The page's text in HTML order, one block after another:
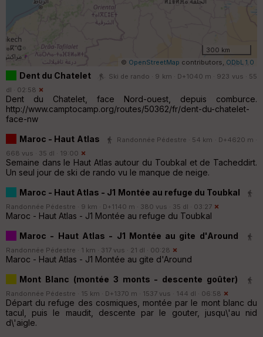
300 km
© OpenStreetMap contributors, ODbL 1.0
Dent du Chatelet
Ski de rando · 9 km · D+1040 m · 923 vus · 55
dl · 02:58
Dent du Chatelet, face Nord-ouest, depuis comburce.
http://www.camptocamp.org/routes/50362/fr/dent-du-chatelet-
face-nw
Maroc - Haut Atlas
Randonnée Pédestre · 54 km · D+4620 m ·
668 vus · 35 dl · 19:00
Semaine dans le Haut Atlas autour du Toubkal et de Tacheddirt.
Un seul jour de ski de rando vu le manque de neige.
Maroc - Haut Atlas - J1 Montée au refuge du Toubkal
Randonnée Pédestre · 9 km · D+1140 m · 380 vus · 35 dl · 03:27
Maroc - Haut Atlas - J1 Montée au refuge du Toubkal
Maroc - Haut Atlas - J1 Montée au gite d'Around
Randonnée Pédestre · 1 km · 317 vus · 21 dl · 00:28
Maroc - Haut Atlas - J1 Montée au gite d'Around
Mont Blanc (montée 3 monts - descente goûter)
Randonnée Pédestre · 15 km · D+1370 m · 1537 vus · 144 dl · 06:58
Départ du refuge des cosmiques, montée par le mont blanc du
tacul, puis le maudit, descente par le gouter, jusqu\'au nid
d\'aigle.